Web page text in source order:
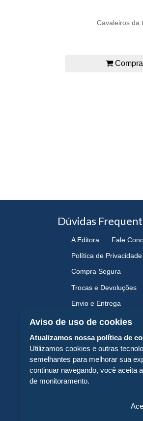
Cavaleiros da
Dúvidas
A Editora Fale
Política de Privacidade
Compra Segura
Trocas e Devoluções
Envio e Entrega
Navegando e
CORTEZ EDITORA E LIVRARIA
Aviso de uso de cookies
Atualizamos nossa política de
Utilizamos cookies e outras
semelhantes para melhorar sua
continuar navegando, você aceita
de monitoramento.